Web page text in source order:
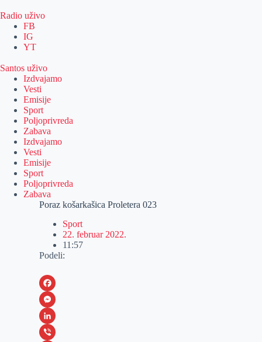
Radio uživo
FB
IG
YT
Santos uživo
Izdvajamo
Vesti
Emisije
Sport
Poljoprivreda
Zabava
Izdvajamo
Vesti
Emisije
Sport
Poljoprivreda
Zabava
Poraz košarkašica Proletera 023
Sport
22. februar 2022.
11:57
Podeli:
F
a
c
M
e
L